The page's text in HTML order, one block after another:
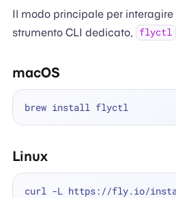
Il modo principale per
strumento CLI dedicato,
flyctl
macOS
Linux